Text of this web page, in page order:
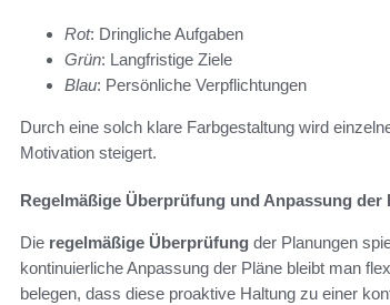
Rot: Dringliche Aufgaben
Grün: Langfristige Ziele
Blau: Persönliche Verpflichtungen
Durch eine solch klare Farbgestaltung wird
Motivation steigert.
Regelmäßige Überprüfung und Anpassung der
Die regelmäßige Überprüfung der Planungen
kontinuierliche Anpassung der Pläne bleibt man
belegen, dass diese proaktive Haltung zu einer